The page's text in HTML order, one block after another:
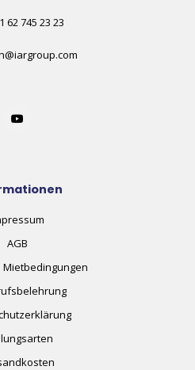
62 745 23 23
AGB
Mietbedingungen